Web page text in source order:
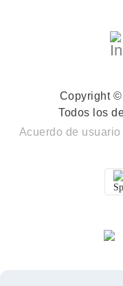
Copyright ©
Todos los
Acuerdo de usuario